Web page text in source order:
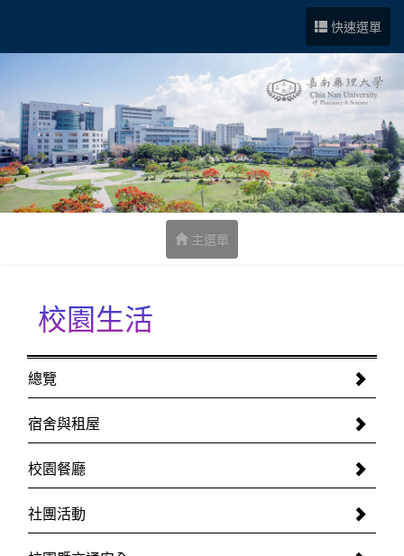
快速選單
主選單
校園生活
總覽
宿舍與租屋
校園餐廳
社團活動